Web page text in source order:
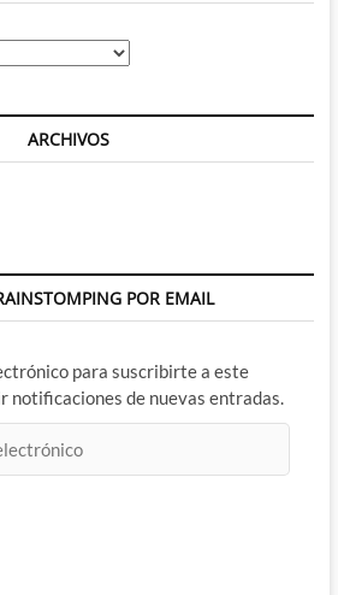
ARCHIVOS
POR EMAIL
para suscribirte a este
notificaciones de nuevas entradas.